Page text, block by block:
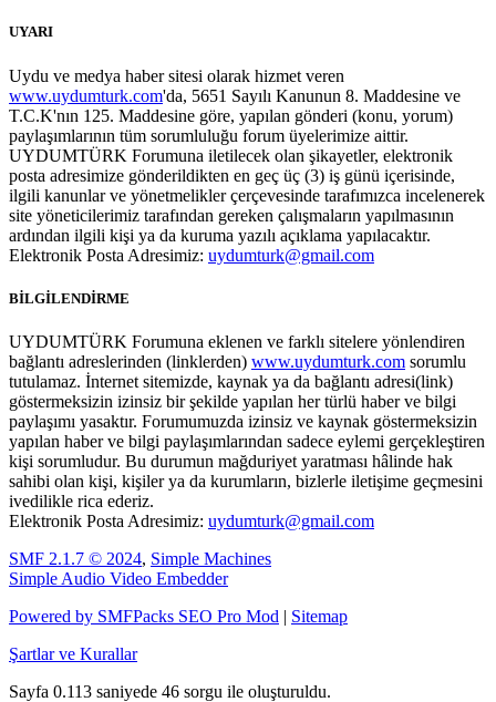
UYARI
Uydu ve medya haber sitesi olarak hizmet veren
www.uydumturk.com'da, 5651 Sayılı Kanunun 8. Maddesine ve
T.C.K'nın 125. Maddesine göre, yapılan gönderi (konu, yorum)
paylaşımlarının tüm sorumluluğu forum üyelerimize aittir.
UYDUMTÜRK Forumuna iletilecek olan şikayetler, elektronik
posta adresimize gönderildikten en geç üç (3) iş günü içerisinde,
ilgili kanunlar ve yönetmelikler çerçevesinde tarafımızca incelenerek
site yöneticilerimiz tarafından gereken çalışmaların yapılmasının
ardından ilgili kişi ya da kuruma yazılı açıklama yapılacaktır.
Elektronik Posta Adresimiz: uydumturk@gmail.com
BİLGİLENDİRME
UYDUMTÜRK Forumuna eklenen ve farklı sitelere yönlendiren
bağlantı adreslerinden (linklerden) www.uydumturk.com sorumlu
tutulamaz. İnternet sitemizde, kaynak ya da bağlantı adresi(link)
göstermeksizin izinsiz bir şekilde yapılan her türlü haber ve bilgi
paylaşımı yasaktır. Forumumuzda izinsiz ve kaynak göstermeksizin
yapılan haber ve bilgi paylaşımlarından sadece eylemi gerçekleştiren
kişi sorumludur. Bu durumun mağduriyet yaratması hâlinde hak
sahibi olan kişi, kişiler ya da kurumların, bizlerle iletişime geçmesini
ivedilikle rica ederiz.
Elektronik Posta Adresimiz: uydumturk@gmail.com
SMF 2.1.7 © 2024, Simple Machines
Simple Audio Video Embedder
Powered by SMFPacks SEO Pro Mod | Sitemap
Şartlar ve Kurallar
Sayfa 0.113 saniyede 46 sorgu ile oluşturuldu.